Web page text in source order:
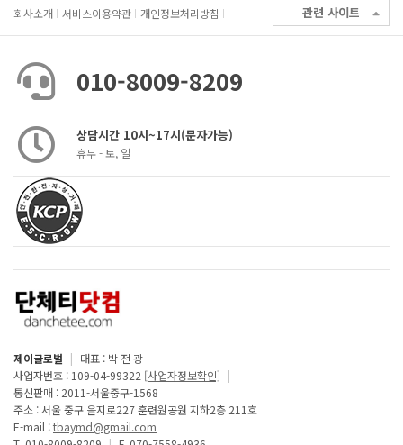
회사소개 서비스이용약관 개인정보처리방침 관련 사이트
010-8009-8209
상담시간 10시~17시(문자가능)
휴무 - 토, 일
제이글로벌 | 대표 : 박 전 광
사업자번호 : 109-04-99322 [사업자정보확인] |
통신판매 : 2011-서울중구-1568
주소 : 서울 중구 을지로227 훈련원공원 지하2층 211호
E-mail :tbaymd@gmail.com